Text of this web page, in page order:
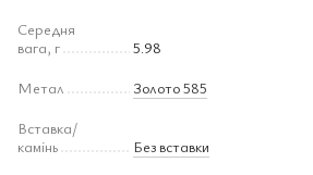
Середня
вага, г
5.98
Метал
Золото 585
Вставка/
камінь
Без вставки